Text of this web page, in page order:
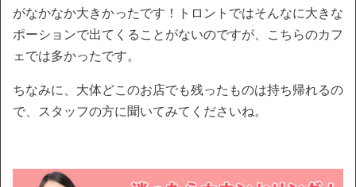
がなかなか大きかったです！トロントではそんなに大きな
ポーションで出てくることがないのですが、こちらのカフ
ェでは多かったです。
ちなみに、大体どこのお店でも残ったものは持ち帰れるの
で、スタッフの方に聞いてみてくださいね。